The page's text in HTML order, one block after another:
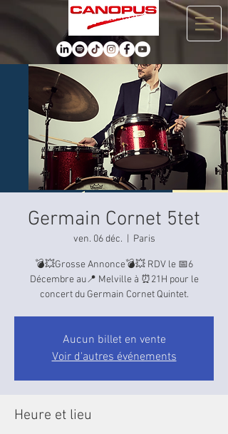
Germain Cornet 5tet
ven. 06 déc. Paris
💣💥Grosse Annonce💣💥 RDV le 📅6
Décembre au📍 Melville à ⏰21H pour le
concert du Germain Cornet Quintet.
Aucun billet en vente
Voir d'autres événements
Heure et lieu